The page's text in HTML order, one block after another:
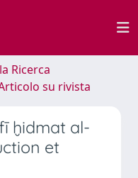
Ricerca
su rivista
ḫidmat al-
et